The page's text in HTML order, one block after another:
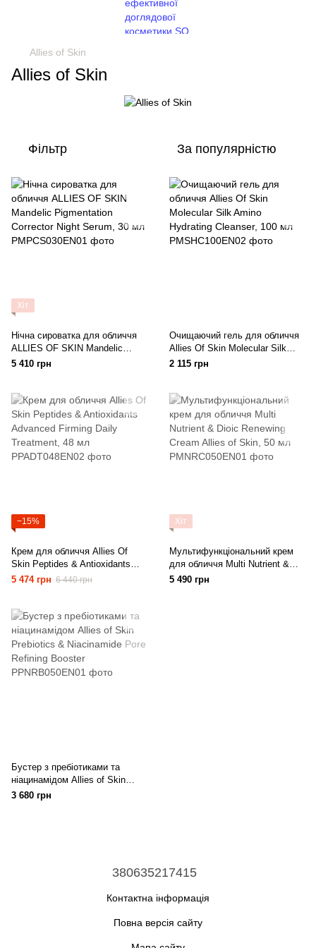
Allies of Skin
Allies of Skin
Фільтр За популярністю
Хіт
Нічна сироватка для обличчя
ALLIES OF SKIN Mandelic
Pigmentation Corrector Night
5 410 грн
Очищаючий гель для обличчя
Allies Of Skin Molecular Silk
Amino Hydrating Cleanser, 100
2 115 грн
−15%
Крем для обличчя Allies Of
Skin Peptides & Antioxidants
Advanced Firming Daily
5 474 грн 6 440 грн
Хіт
Мультифункціональний крем
для обличчя Multi Nutrient &
Dioic Renewing Cream Allies of
5 490 грн
Бустер з пребіотиками та
ніацинамідом Allies of Skin
Prebiotics & Niacinamide Pore
3 680 грн
380635217415
Контактна інформація
Повна версія сайту